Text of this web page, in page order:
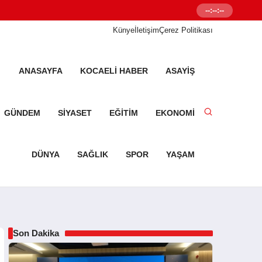
Senetleal.com
--:--:--
KünyeİletişimÇerez Politikası
ANASAYFA KOCAELI HABER ASAYIŞ
GÜNDEM SIYASET EĞITIM EKONOMI
DÜNYA SAĞLIK SPOR YAŞAM
Son Dakika